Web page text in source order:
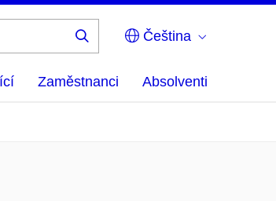
Čeština
Zaměstnanci Absolventi